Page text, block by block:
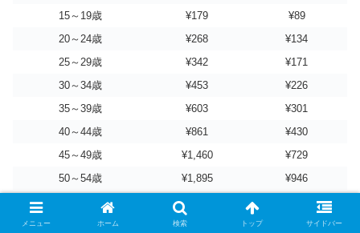
15～19歳
¥179
¥89
20～24歳
¥268
¥134
25～29歳
¥342
¥171
30～34歳
¥453
¥226
35～39歳
¥603
¥301
40～44歳
¥861
¥430
45～49歳
¥1,460
¥729
50～54歳
¥1,895
¥946
¥2,866
60～64歳
¥4,185 ¥2,089
メニュー ホーム 検索 トップ サイドバー